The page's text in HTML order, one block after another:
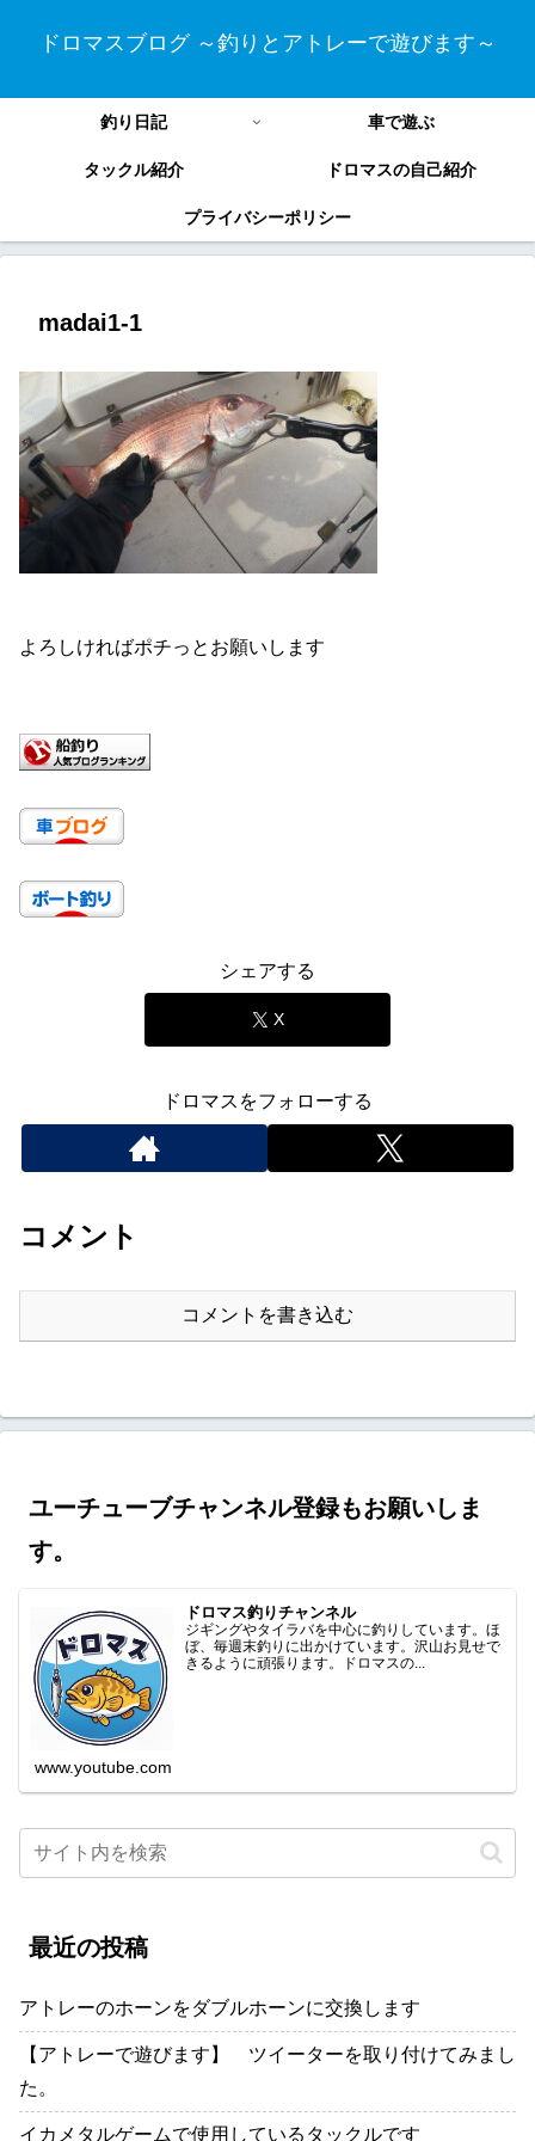
ドロマスブログ ～釣りとアトレーで遊びます～
釣り日記 車で遊ぶ
タックル紹介 ドロマスの自己紹介
プライバシーポリシー
madai1-1
よろしければポチっとお願いします
シェアする
X
ドロマスをフォローする
コメント
コメントを書き込む
ユーチューブチャンネル登録もお願いしま
す。
ドロマス釣りチャンネル
ジギングやタイラバを中心に釣りしています。ほ
ぼ、毎週末釣りに出かけています。沢山お見せで
きるように頑張ります。ドロマスの...
www.youtube.com
最近の投稿
アトレーのホーンをダブルホーンに交換します
【アトレーで遊びます】 ツイーターを取り付けてみまし
た。
イカメタルゲームで使用しているタックルです